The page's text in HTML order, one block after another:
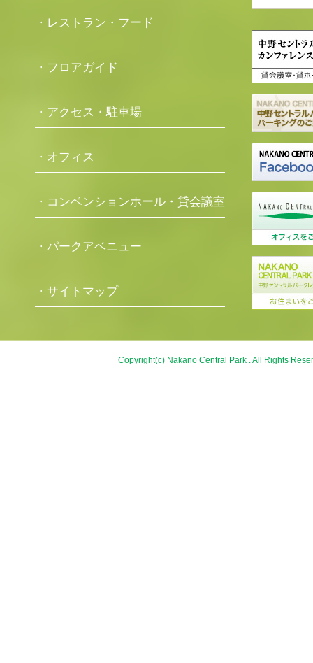
・レストラン・フード
・フロアガイド
・アクセス・駐車場
・オフィス
・コンベンションホール・貸会議室
・パークアベニュー
・サイトマップ
Copyright(c) Nakano Central Park . All Rights